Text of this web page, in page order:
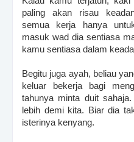
paling akan risau
semua kerja hanya
masuk wad dia sentiasa
kamu sentiasa dalam
Begitu juga ayah, beliau
keluar bekerja bagi
tahunya minta duit
lebih demi kita. Biar dia
isterinya kenyang.